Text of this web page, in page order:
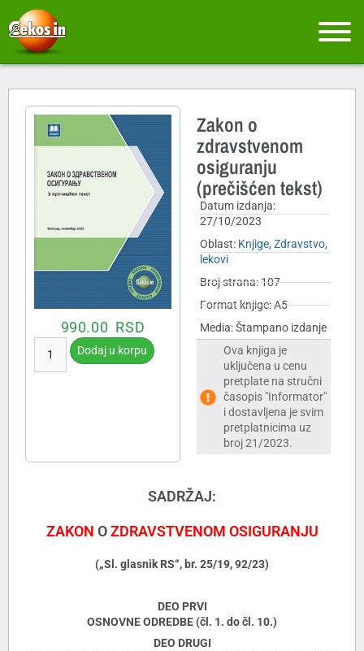
990.00 RSD
Dodaj u korpu
Zakon o
zdravstvenom
osiguranju
(prečišćen tekst)
Datum izdanja:
27/10/2023
Oblast: Knjige, Zdravstvo,
lekovi
Broj strana: 107
Format knjige: A5
Media: Štampano izdanje
Ova knjiga je
uključena u cenu
pretplate na stručni
časopis "Informator"
i dostavljena je svim
pretplatnicima uz
broj 21/2023.
SADRŽAJ:
ZAKON OZDRAVSTVENOM OSIGURANJU
(„Sl. glasnik RS“, br. 25/19, 92/23)
DEO PRVI
OSNOVNE ODREDBE (čl. 1. do čl. 10.)
DEO DRUGI